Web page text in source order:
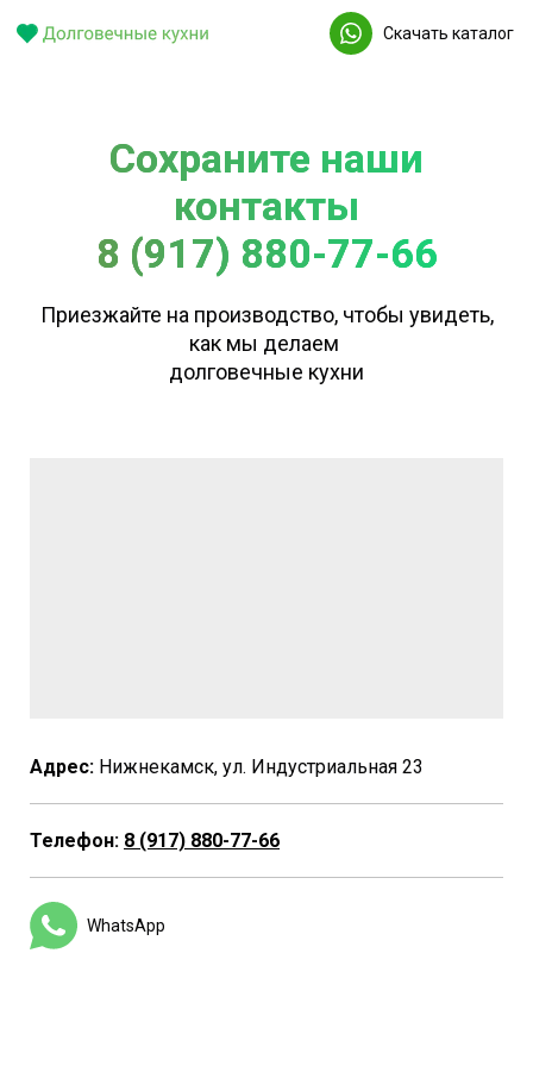
Скачать каталог
Сохраните наши
контакты
8 (917) 880-77-66
Приезжайте на производство, чтобы увидеть,
как мы делаем
долговечные кухни
Адрес: Нижнекамск, ул. Индустриальная 23
Телефон: 8 (917) 880-77-66
WhatsApp